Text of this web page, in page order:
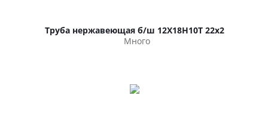
Труба нержавеющая б/ш 12Х18Н10Т 22х2
Много